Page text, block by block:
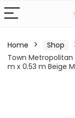
Home Shop
Town Metropolitan
m x 0.53 m Beige